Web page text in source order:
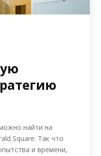
найти на
Square. Так что
и времени,